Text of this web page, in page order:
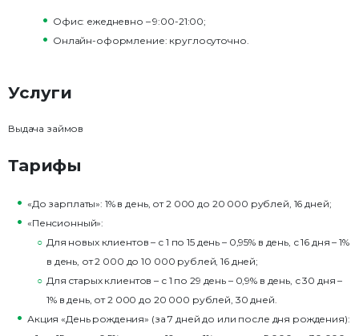
Офис: ежедневно – 9:00-21:00;
Онлайн-оформление: круглосуточно.
Услуги
Выдача займов
Тарифы
«До зарплаты»: 1% в день, от 2 000 до 20 000 рублей, 16 дней;
«Пенсионный»:
Для новых клиентов – с 1 по 15 день – 0,95% в день, с 16 дня – 1%
в день, от 2 000 до 10 000 рублей, 16 дней;
Для старых клиентов – с 1 по 29 день – 0,9% в день, с 30 дня –
1% в день, от 2 000 до 20 000 рублей, 30 дней.
Акция «День рождения» (за 7 дней до или после дня рождения):